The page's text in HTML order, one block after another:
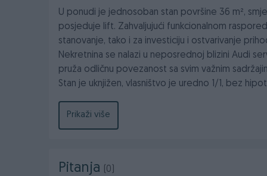
U ponudi je jednosoban stan površine 36 m²,
posjeduje lift. Zahvaljujući funkcionalnom
stanovanje, tako i za investiciju i ostvarivanje
Nekretnina se nalazi u neposrednoj blizini Audi
pruža odličnu povezanost sa svim važnim
Stan je uknjižen, vlasništvo je uredno 1/1, bez
dugoročnu investiciju.
Cijena stana iznosi 185.000,- KM
Prikaži više
Pitanja (0)